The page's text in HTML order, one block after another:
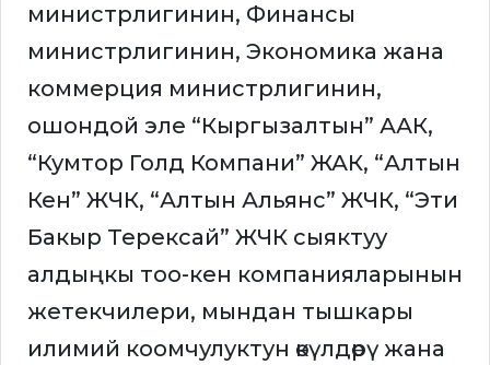
министрлигинин, Финансы
министрлигинин, Экономика жана
коммерция министрлигинин,
ошондой эле “Кыргызалтын” ААК,
“Кумтор Голд Компани” ЖАК, “Алтын
Кен” ЖЧК, “Алтын Альянс” ЖЧК, “Эти
Бакыр Терексай” ЖЧК сыяктуу
алдыңкы тоо-кен компанияларынын
жетекчилери, мындан тышкары
илимий коомчулуктун өкүлдөрү жана